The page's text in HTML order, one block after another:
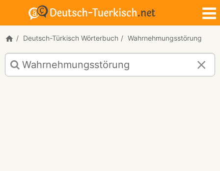
Deutsch-Türkisch Wörterbuch Wahrnehmungsstörung
Deutsch-
Türkisch
Übersetzung